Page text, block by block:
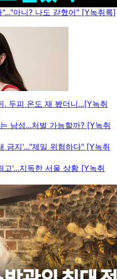
아니? 나도 갇혔어" [Y녹취록]
, 두피 온도 재 봤더니...[Y녹취
남성...처벌 가능할까? [Y녹취
금지'..."제일 위험하다" [Y녹취
고'...지독한 서울 상황 [Y녹취